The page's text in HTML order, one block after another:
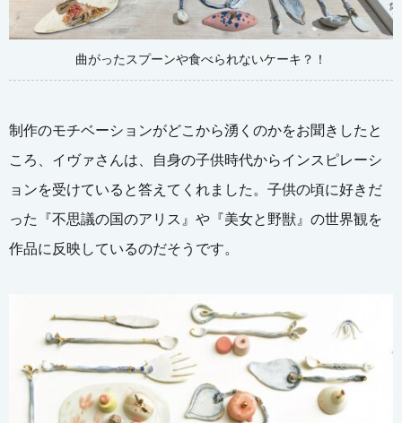
曲がったスプーンや食べられないケーキ？！
制作のモチベーションがどこから湧くのかをお聞きしたと
ころ、イヴァさんは、自身の子供時代からインスピレーシ
ョンを受けていると答えてくれました。子供の頃に好きだ
った『不思議の国のアリス』や『美女と野獣』の世界観を
作品に反映しているのだそうです。